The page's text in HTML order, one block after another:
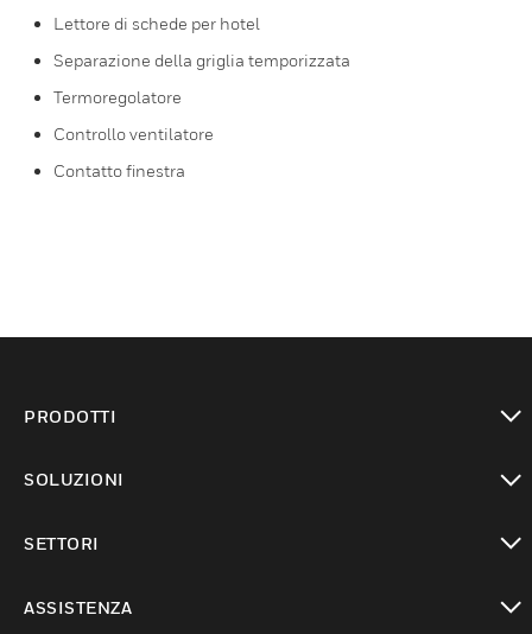
Lettore di schede per hotel
Separazione della griglia temporizzata
Termoregolatore
Controllo ventilatore
Contatto finestra
PRODOTTI
SOLUZIONI
SETTORI
ASSISTENZA